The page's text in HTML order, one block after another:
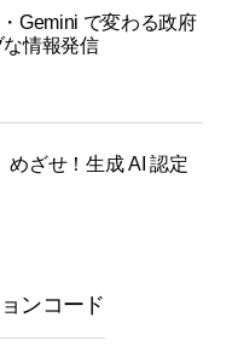
Gemini で変わる政府
情報発信
めざせ！生成 AI 認定
ンコード